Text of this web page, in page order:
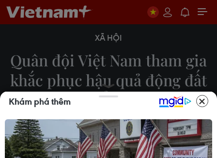
XÃ HỘI
Quân đội Việt Nam tham gia
khắc phục hậu quả động đất
tại Thổ Nhĩ Kỳ
10/02/2023 12:05
Chiều 10/2/2023, tại Hà Nội, Bộ Quốc phòng tổ
Khám phá thêm